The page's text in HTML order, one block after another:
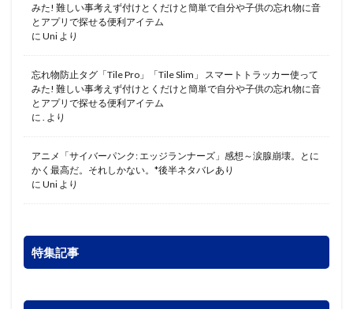
みた! 難しい事考えず付けとくだけと簡単で自分や子供の忘れ物に音
とアプリで探せる便利アイテム
に Uni より
忘れ物防止タグ「Tile Pro」「Tile Slim」 スマートトラッカー使って
みた! 難しい事考えず付けとくだけと簡単で自分や子供の忘れ物に音
とアプリで探せる便利アイテム
に . より
アニメ「サイバーパンク: エッジランナーズ」感想～涙腺崩壊。とに
かく最高だ。それしかない。*後半ネタバレあり
に Uni より
特集記事